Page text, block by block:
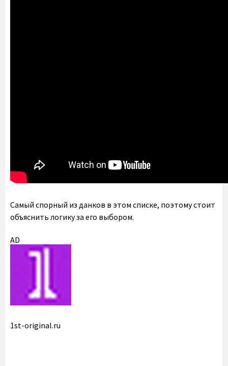
Самый спорный из данков в этом списке, поэтому стоит
объяснить логику за его выбором.
AD
1st-original.ru